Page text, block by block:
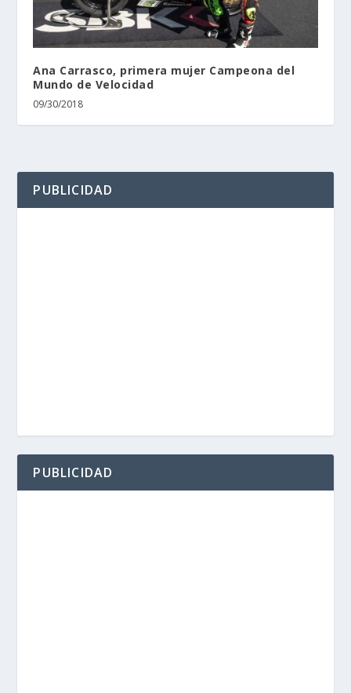
Ana Carrasco, primera mujer Campeona del
Mundo de Velocidad
09/30/2018
PUBLICIDAD
PUBLICIDAD